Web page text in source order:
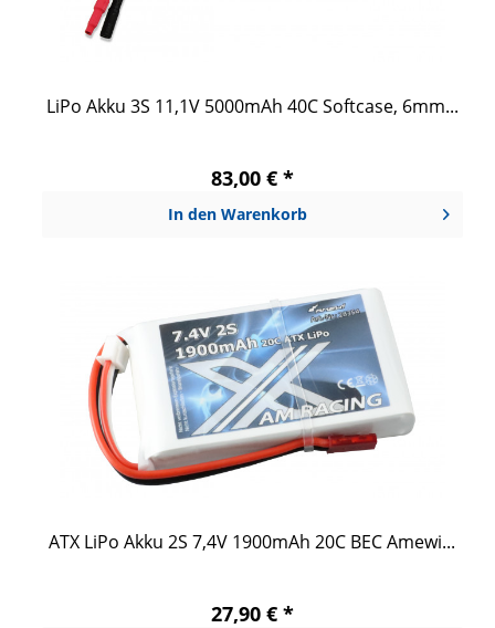
LiPo Akku 3S 11,1V 5000mAh 40C Softcase, 6mm...
83,00 € *
In den Warenkorb
ATX LiPo Akku 2S 7,4V 1900mAh 20C BEC Amewi...
27,90 € *